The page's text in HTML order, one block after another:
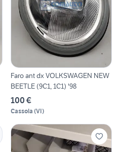
Faro ant dx VOLKSWAGEN NEW
BEETLE (9C1, 1C1) '98
100 €
Cassola (VI)